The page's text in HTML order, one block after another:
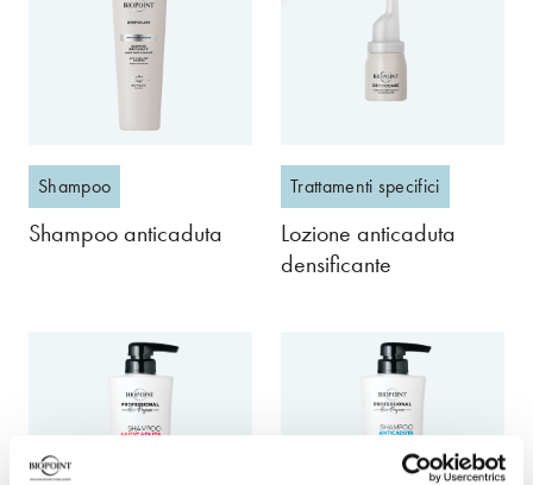
Shampoo
Shampoo anticaduta
Trattamenti specifici
Lozione anticaduta
densificante